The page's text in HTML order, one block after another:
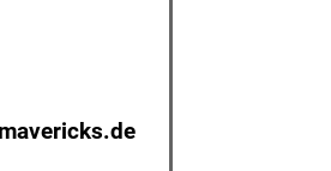
mavericks.de